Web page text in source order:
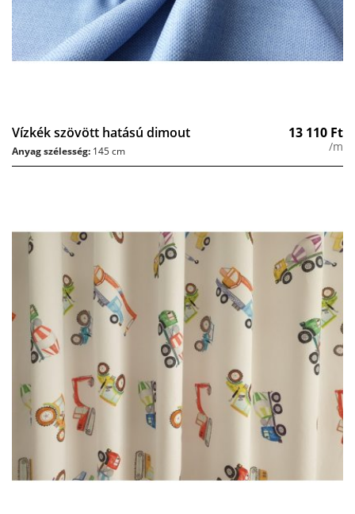
Vízkék szövött hatású dimout 13 110 Ft
/m
Anyag szélesség: 145 cm